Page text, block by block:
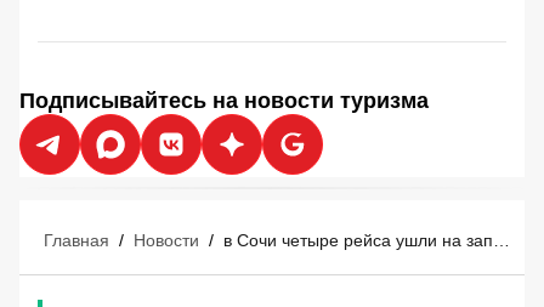
Подписывайтесь на новости туризма
Главная / Новости /